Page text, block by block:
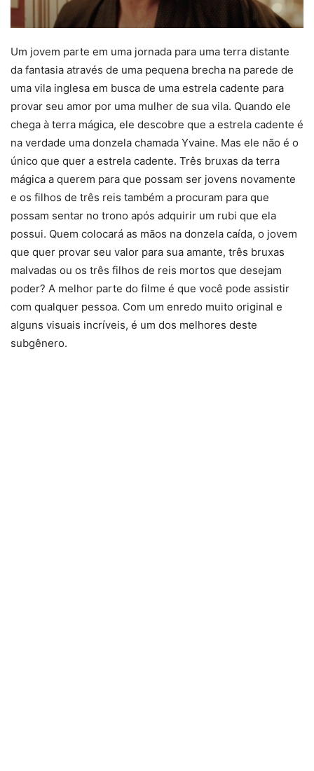
Um jovem parte em uma jornada para uma terra distante
da fantasia através de uma pequena brecha na parede de
uma vila inglesa em busca de uma estrela cadente para
provar seu amor por uma mulher de sua vila. Quando ele
chega à terra mágica, ele descobre que a estrela cadente é
na verdade uma donzela chamada Yvaine. Mas ele não é o
único que quer a estrela cadente. Três bruxas da terra
mágica a querem para que possam ser jovens novamente
e os filhos de três reis também a procuram para que
possam sentar no trono após adquirir um rubi que ela
possui. Quem colocará as mãos na donzela caída, o jovem
que quer provar seu valor para sua amante, três bruxas
malvadas ou os três filhos de reis mortos que desejam
poder? A melhor parte do filme é que você pode assistir
com qualquer pessoa. Com um enredo muito original e
alguns visuais incríveis, é um dos melhores deste
subgênero.